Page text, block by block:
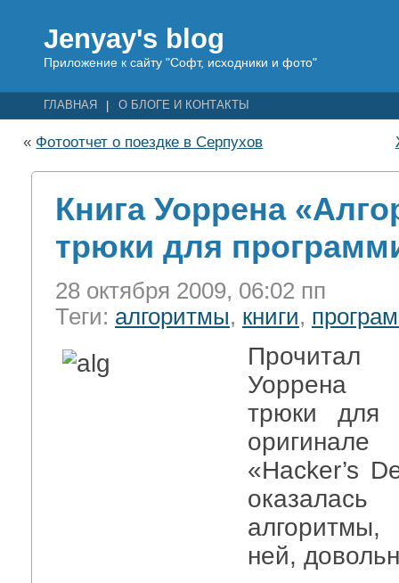
Jenyay's blog
Приложение к сайту "Софт, исходники и фото"
ГЛАВНАЯ О БЛОГЕ И КОНТАКТЫ
« Фотоотчет о поездке в Серпухов
Книга Уоррена
трюки для
28 октября 2009, 06:02 пп
Теги: алгоритмы, книги,
Уоррена
трюки для
«Hacker’s
ней,